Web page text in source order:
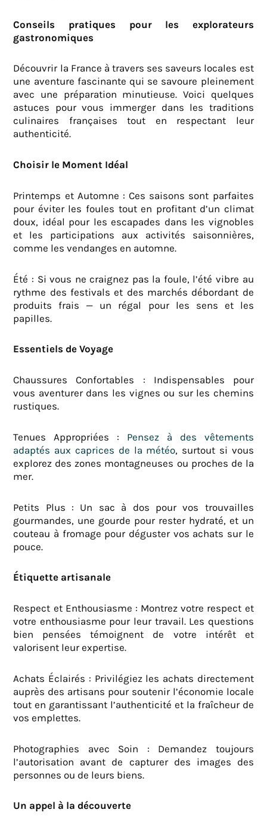
Conseils pratiques pour les explorateurs
gastronomiques
Découvrir la France à travers ses saveurs locales est
une aventure fascinante qui se savoure pleinement
avec une préparation minutieuse. Voici quelques
astuces pour vous immerger dans les traditions
culinaires françaises tout en respectant leur
authenticité.
Choisir le Moment Idéal
Printemps et Automne : Ces saisons sont parfaites
pour éviter les foules tout en profitant d’un climat
doux, idéal pour les escapades dans les vignobles
et les participations aux activités saisonnières,
comme les vendanges en automne.
Été : Si vous ne craignez pas la foule, l’été vibre au
rythme des festivals et des marchés débordant de
produits frais — un régal pour les sens et les
papilles.
Essentiels de Voyage
Chaussures Confortables : Indispensables pour
vous aventurer dans les vignes ou sur les chemins
rustiques.
Tenues Appropriées : Pensez à des vêtements
adaptés aux caprices de la météo, surtout si vous
explorez des zones montagneuses ou proches de la
mer.
Petits Plus : Un sac à dos pour vos trouvailles
gourmandes, une gourde pour rester hydraté, et un
couteau à fromage pour déguster vos achats sur le
pouce.
Étiquette artisanale
Respect et Enthousiasme : Montrez votre respect et
votre enthousiasme pour leur travail. Les questions
bien pensées témoignent de votre intérêt et
valorisent leur expertise.
Achats Éclairés : Privilégiez les achats directement
auprès des artisans pour soutenir l’économie locale
tout en garantissant l’authenticité et la fraîcheur de
vos emplettes.
Photographies avec Soin : Demandez toujours
l’autorisation avant de capturer des images des
personnes ou de leurs biens.
Un appel à la découverte